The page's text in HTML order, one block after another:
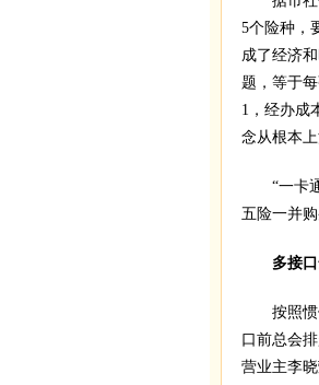
5个险种，
成了经济
题，等于
1，经办成
念从根本上
“一卡通”
五险一并
多接口
按照惯例
口前总会
营业主李